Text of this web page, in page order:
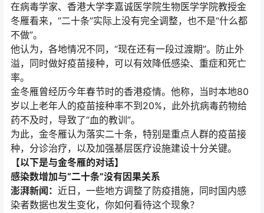
在病毒学家、香港大学李嘉诚医学院生物医学学院教授金
冬雁看来，“二十条”实际上没有完全调整，也不是“什么都
不做”。
他认为，各地情况不同，“现在还有一段过渡期”。防止外
溢，同时做好疫苗接种，可以有效降低感染、重症和死亡
率。
金冬雁曾经历今年春节时的香港疫情。他称，当时本地80
岁以上老年人的疫苗接种率不到20%，此外抗病毒药物给
药不及时，导致了“血的教训”。
为此，金冬雁认为落实二十条，特别是重点人群的疫苗接
种，分诊治疗，以及加强基层医疗设施建设十分关键。
【以下是与金冬雁的对话】
感染数增加与“二十条”没有因果关系
澎湃新闻： 近日，一些地方调整了防疫措施，同时国内感
染者数据也发生变化，你如何看待这个现象？